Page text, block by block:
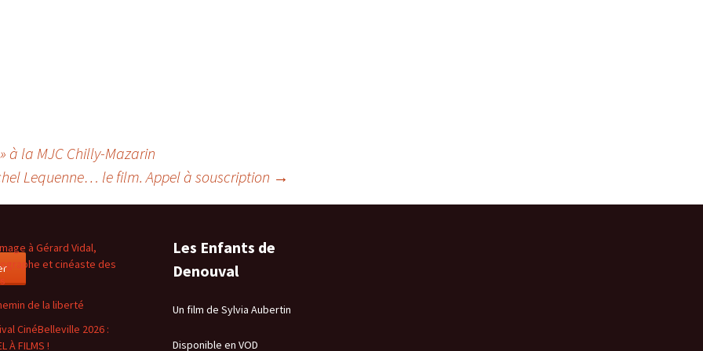
à la MJC Chilly-Mazarin
Lequenne… le film. Appel à souscription →
à Gérard Vidal,
et cinéaste des
de la liberté
CinéBelleville 2026 :
À FILMS !
Les Enfants de
Denouval
Un film de Sylvia Aubertin
Disponible en VOD